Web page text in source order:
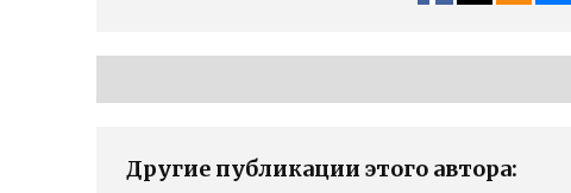
Другие публикации этого автора: